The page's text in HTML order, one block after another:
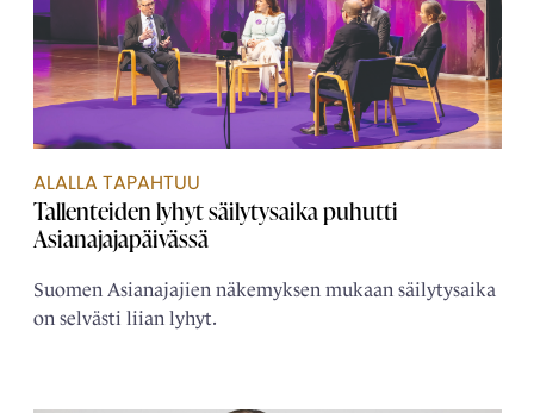
ALALLA TAPAHTUU
Tallenteiden lyhyt säilytysaika puhutti
Asianajajapäivässä
Suomen Asianajajien näkemyksen mukaan säilytysaika
on selvästi liian lyhyt.